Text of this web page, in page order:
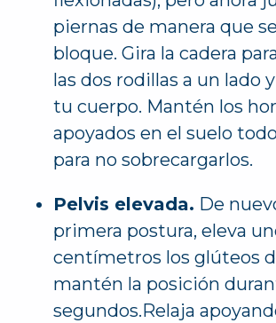
piernas de manera que
bloque. Gira la cadera
las dos rodillas a un lado
tu cuerpo. Mantén los
apoyados en el suelo
para no sobrecargarlos.
Pelvis elevada. De
primera postura, eleva
centímetros los glúteos
mantén la posición
segundos.Relaja